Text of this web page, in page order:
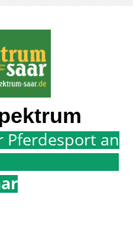
Pferdesport an